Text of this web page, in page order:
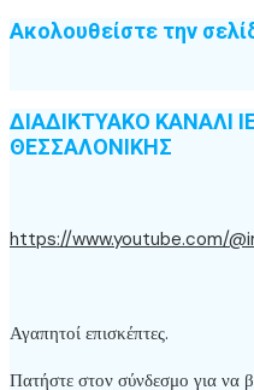
Ακολουθείστε την
ΔΙΑΔΙΚΤΥΑΚΟ ΚΑΝΑΛΙ
ΘΕΣΣΑΛΟΝΙΚΗΣ
https://www.youtube.com/
Αγαπητοί επισκέπτες.
Πατήστε στον σύνδεσμο για να